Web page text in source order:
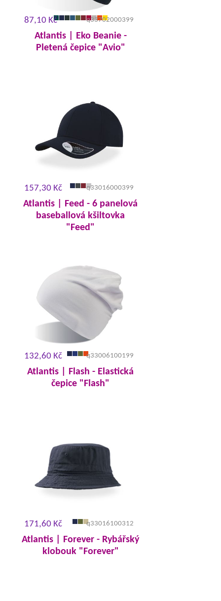
87,10 Kč q33702000399
Atlantis | Eko Beanie -
Pletená čepice "Avio"
157,30 Kč q33016000399
Atlantis | Feed - 6 panelová
baseballová kšiltovka
"Feed"
132,60 Kč q33006100199
Atlantis | Flash - Elastická
čepice "Flash"
171,60 Kč q33016100312
Atlantis | Forever - Rybářský
klobouk "Forever"